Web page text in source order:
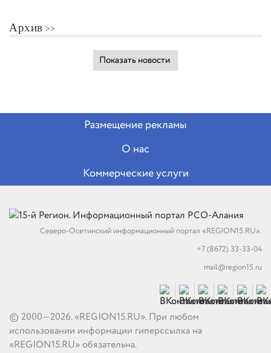
Архив
Показать новости
Размещение рекламы
О нас
Коммерческие услуги
Северо-Осетинский информационный портал «REGION15.RU».
+7 (8672) 33-33-04
mail@region15.ru
© 2000—2026. «REGION15.RU». При любом
использовании информации гиперссылка на
«REGION15.RU» обязательна.